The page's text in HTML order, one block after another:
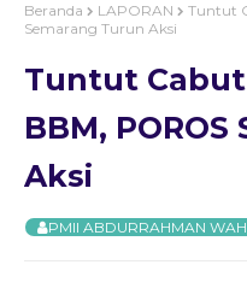
Beranda LAPORAN
Tuntut
Semarang Turun Aksi
Tuntut
BBM,
Aksi
PMII ABDURRAHMAN